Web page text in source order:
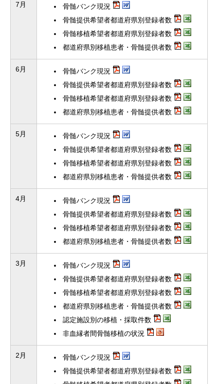
7月
骨髄バンク現況
骨髄提供希望者都道府県別登録者数
骨髄移植希望者都道府県別登録者数
都道府県別移植患者・骨髄提供者数
6月
骨髄バンク現況
骨髄提供希望者都道府県別登録者数
骨髄移植希望者都道府県別登録者数
都道府県別移植患者・骨髄提供者数
5月
骨髄バンク現況
骨髄提供希望者都道府県別登録者数
骨髄移植希望者都道府県別登録者数
都道府県別移植患者・骨髄提供者数
4月
骨髄バンク現況
骨髄提供希望者都道府県別登録者数
骨髄移植希望者都道府県別登録者数
都道府県別移植患者・骨髄提供者数
3月
骨髄バンク現況
骨髄提供希望者都道府県別登録者数
骨髄移植希望者都道府県別登録者数
都道府県別移植患者・骨髄提供者数
認定施設別の移植・採取件数
非血縁者間骨髄移植の状況
2月
骨髄バンク現況
骨髄提供希望者都道府県別登録者数